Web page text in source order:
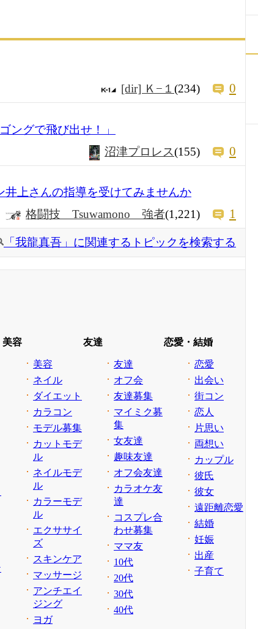
[dir] Ｋ−１ (234) 0
ングで飛び出せ！」
沼津プロレス(155) 0
井上さんの指導を受けてみませんか
格闘技 Tsuwamono 強者(1,221) 1
「我龍真吾」に関連するトピックを検索する
美容
美容
ネイル
ダイエット
カラコン
モデル募集
カットモデ
ル
ネイルモデ
ル
カラーモデ
ル
エクササイ
ズ
スキンケア
マッサージ
アンチエイ
ジング
ヨガ
友達
友達
オフ会
友達募集
マイミク募
集
女友達
趣味友達
オフ会友達
カラオケ友
達
コスプレ合
わせ募集
ママ友
10代
20代
30代
40代
恋愛・結婚
恋愛
出会い
街コン
恋人
片思い
両想い
カップル
彼氏
彼女
遠距離恋愛
結婚
妊娠
出産
子育て